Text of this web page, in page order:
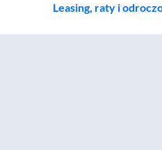
Leasing, raty i